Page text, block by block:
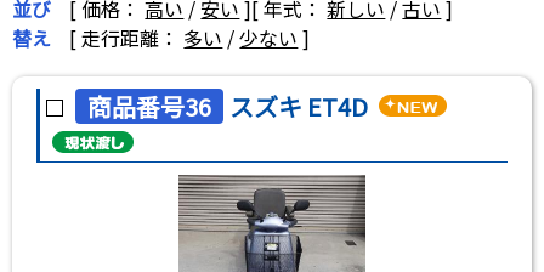
並び
替え
[ 価格：高い /安い ][ 年式：新しい /古い ]
[ 走行距離： 多い /少ない ]
商品番号36 スズキ ET4D